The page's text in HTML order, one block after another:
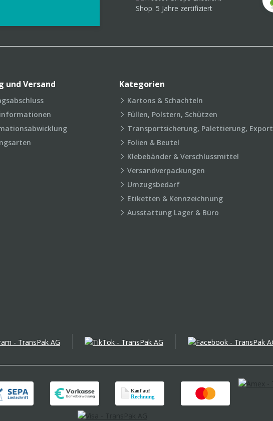
und Versand Kategorien
Kartons & Schachteln
Füllen, Polstern, Schützen
Transportsicherung, Palettierung, Export
Folien & Beutel
Klebebänder & Verschlussmittel
Versandverpackungen
Umzugsbedarf
Etiketten & Kennzeichnung
Ausstattung Lager & Büro